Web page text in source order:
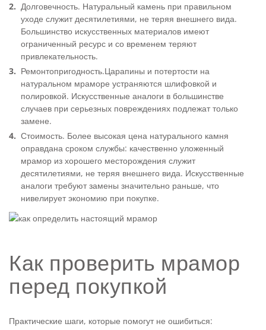
Долговечность. Натуральный камень при правильном
уходе служит десятилетиями, не теряя внешнего вида.
Большинство искусственных материалов имеют
ограниченный ресурс и со временем теряют
привлекательность.
Ремонтопригодность.Царапины и потертости на
натуральном мраморе устраняются шлифовкой и
полировкой. Искусственные аналоги в большинстве
случаев при серьезных повреждениях подлежат только
замене.
Стоимость. Более высокая цена натурального камня
оправдана сроком службы: качественно уложенный
мрамор из хорошего месторождения служит
десятилетиями, не теряя внешнего вида. Искусственные
аналоги требуют замены значительно раньше, что
нивелирует экономию при покупке.
Как проверить мрамор
перед покупкой
Практические шаги, которые помогут не ошибиться: